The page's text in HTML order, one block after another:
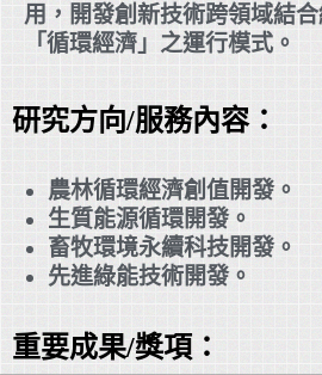
用，開發創新技術跨領域結
「循環經濟」之運行模式。
研究方向/服務內容：
農林循環經濟創值開發。
生質能源循環開發。
畜牧環境永續科技開發。
先進綠能技術開發。
重要成果/獎項：